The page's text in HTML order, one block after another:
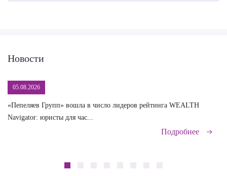
Новости
05.08.2026
«Пепеляев Групп» вошла в число лидеров рейтинга WEALTH
Navigator: юристы для час...
Подробнее